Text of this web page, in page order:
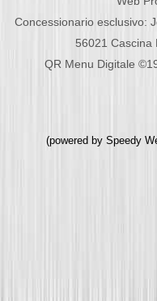
Concessionario esclusivo:
56021 Cascina
QR Menu Digitale
(powered by Speedy